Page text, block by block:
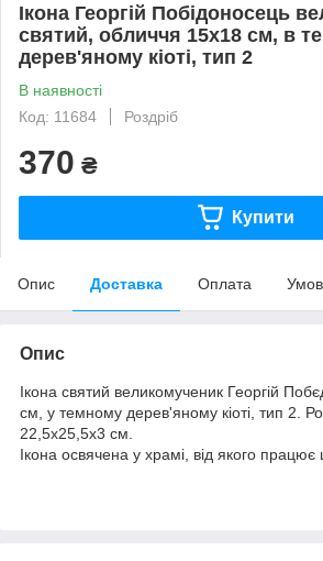
Ікона Георгій Побідоносець
святий, обличчя 15х18 см, в
дерев'яному кіоті, тип 2
В наявності
Код: 11684
Роздріб
370 ₴
Купити
Опис Доставка Оплата
Опис
Ікона святий великомученик Георгій
см, у темному дерев'яному кіоті, тип 2.
22,5х25,5х3 см.
Ікона освячена у храмі, від якого